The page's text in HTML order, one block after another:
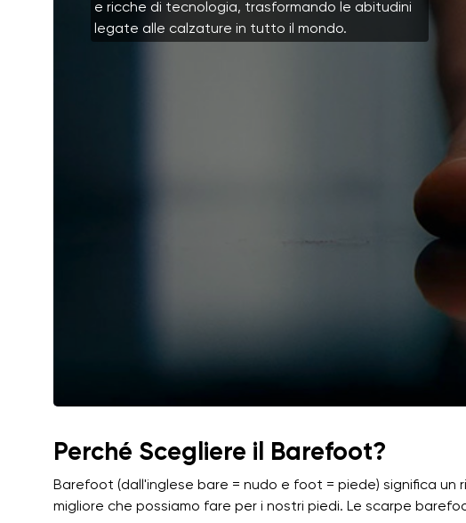
e ricche di tecnologia, trasformando le abitudini
legate alle calzature in tutto il mondo.
Perché Scegliere il Barefoot?
Barefoot (dall'inglese bare = nudo e foot = piede) significa
migliore che possiamo fare per i nostri piedi. Le scarpe